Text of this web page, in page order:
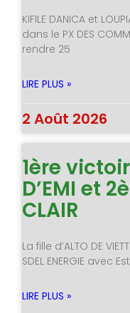
KIFILE DANICA et
dans le PX DES
rendre 25
LIRE PLUS »
2 Août 2026
1ère
D’EMI et
CLAIR
La fille d’ALTO DE
SDEL ENERGIE avec
LIRE PLUS »